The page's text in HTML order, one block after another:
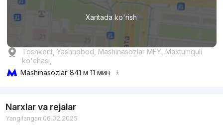
Xaritada ko'rish
Toshkent, Yashnobod, Mashinasozlar MFY, Maxtumquli
ko'chasi,
Mashinasozlar 841 м 11 мин
Narxlar va rejalar
Yangilangan 06.02.2025